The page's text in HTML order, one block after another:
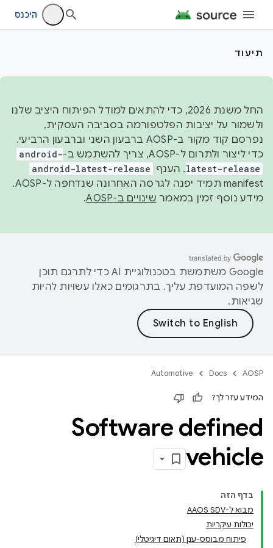
היכנס
תיעוד
החל משנת 2026, כדי להתאים למודל הפיתוח היציב שלנו
ולשמור על יציבות הפלטפורמה בסביבה העסקית,
נפרסם קוד מקור ב-AOSP ברבעון השני וברבעון הרביעי.
כדי ליצור ולתרום ל-AOSP, צריך להשתמש ב-
android-
latest-release. הענף android-latest-release
manifest תמיד יפנה לגרסה האחרונה שנדחפה ל-AOSP.
מידע נוסף זמין במאמר שינויים ב-AOSP .
‫Google משתמשת בטכנולוגיית AI כדי לתרגם תוכן
לשפה המועדפת עליך. בתרגומים כאלו עשויות להיות
שגיאות.
AOSP
Docs
Automotive
המידע עזר לך?
Software defined
vehicle
בדף הזה
מבוא ל-AAOS SDV
יכולות עיקריות
פיתוח מבוסס-ענן (תאום דיגיטלי)